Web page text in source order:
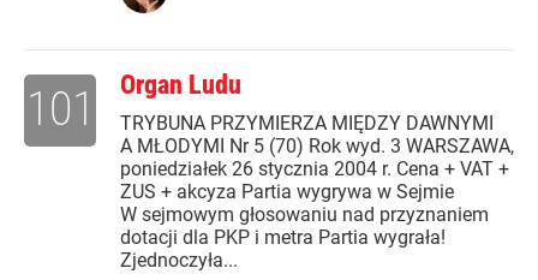
Organ Ludu
TRYBUNA PRZYMIERZA MIĘDZY DAWNYMI
A MŁODYMI Nr 5 (70) Rok wyd. 3 WARSZAWA,
poniedziałek 26 stycznia 2004 r. Cena + VAT +
ZUS + akcyza Partia wygrywa w Sejmie
W sejmowym głosowaniu nad przyznaniem
dotacji dla PKP i metra Partia wygrała!
Zjednoczyła...
101